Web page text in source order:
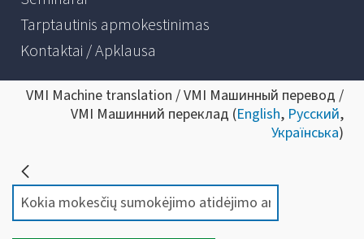
Tarptautinis apmokestinimas
Kontaktai / Apklausa
VMI Machine translation / VMI Машинный перевод /
VMI Машинний переклад (English, Русский,
Українська)